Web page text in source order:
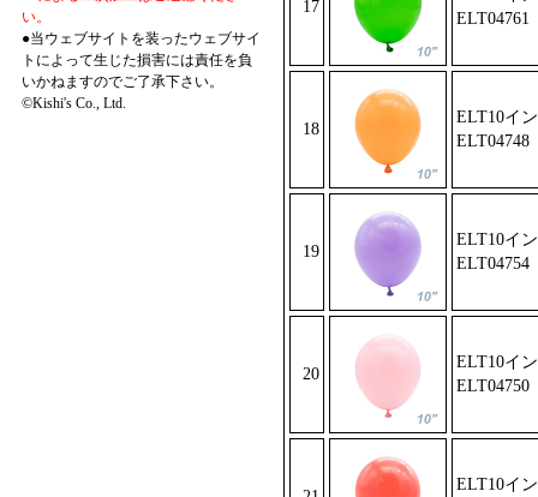
い。
●当ウェブサイトを装ったウェブサイ
トによって生じた損害には責任を負
いかねますのでご了承下さい。
©Kishi's Co., Ltd.
17
ELT04761
18
ELT10イ
ELT04748
19
ELT10イ
ELT04754
20
ELT10イ
ELT04750
ELT10イ